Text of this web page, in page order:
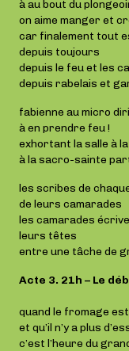
à au bout du
on aime manger et
car finalement tout
depuis toujours
depuis le feu et les
depuis rabelais et
fabienne au micro
à en prendre feu !
exhortant la salle à
à la sacro-sainte
les scribes de
de leurs camarades
les camarades
leurs têtes
entre une tâche de
Acte 3. 21h – Le
quand le fromage
et qu’il n’y a plus
c’est l’heure du